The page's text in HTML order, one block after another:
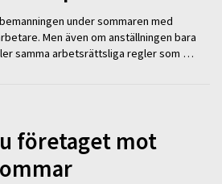
under sommaren med
Men även om anställningen bara
samma arbetsrättsliga regler som …
företaget mot